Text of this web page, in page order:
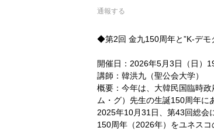
通報する
◆第2回 金九150周年と”K-デモ
開催日：2026年5月3日（日）
講師：韓洪九（聖公会大学）
概要：今年は、大韓民国臨時
ム・グ）先生の生誕150周年に
2025年10月31日、第43回総会
150周年（2026年）をユネス